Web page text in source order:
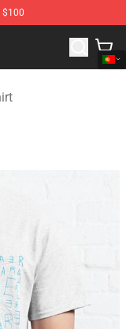
$100
Merchandise Shop